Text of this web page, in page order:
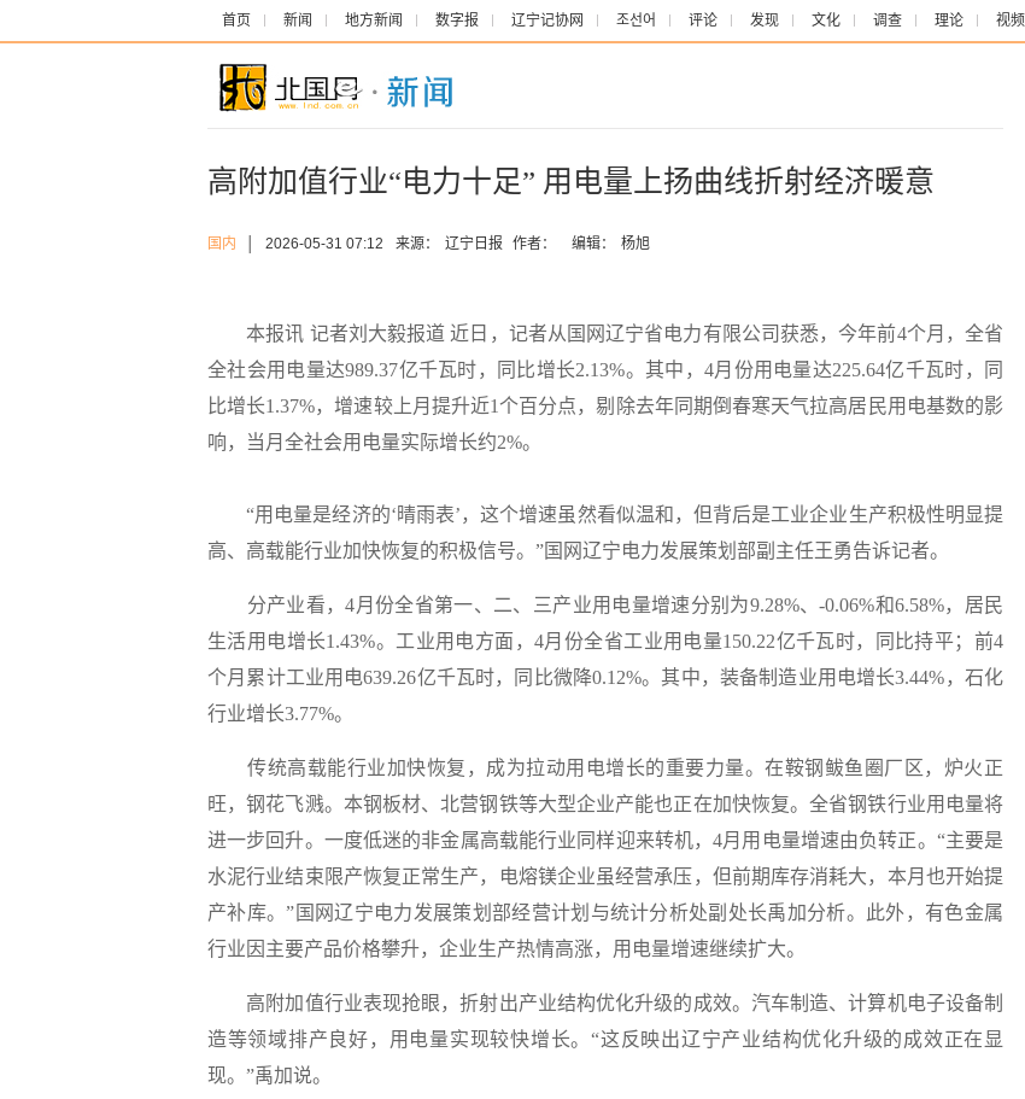
首页 新闻 地方新闻 数字报 辽宁记协网 조선어 评论 发现 文化 调查 理论 视频
高附加值行业“电力十足” 用电量上扬曲线折射经济暖意
国内 2026-05-31 07:12 来源： 辽宁日报 作者： 编辑： 杨旭
本报讯 记者刘大毅报道 近日，记者从国网辽宁省电力有限公司获悉，今年前4个月，全省
全社会用电量达989.37亿千瓦时，同比增长2.13%。其中，4月份用电量达225.64亿千瓦时，同
比增长1.37%，增速较上月提升近1个百分点，剔除去年同期倒春寒天气拉高居民用电基数的影
响，当月全社会用电量实际增长约2%。
“用电量是经济的‘晴雨表’，这个增速虽然看似温和，但背后是工业企业生产积极性明显提
高、高载能行业加快恢复的积极信号。”国网辽宁电力发展策划部副主任王勇告诉记者。
分产业看，4月份全省第一、二、三产业用电量增速分别为9.28%、-0.06%和6.58%，居民
生活用电增长1.43%。工业用电方面，4月份全省工业用电量150.22亿千瓦时，同比持平；前4
个月累计工业用电639.26亿千瓦时，同比微降0.12%。其中，装备制造业用电增长3.44%，石化
行业增长3.77%。
传统高载能行业加快恢复，成为拉动用电增长的重要力量。在鞍钢鲅鱼圈厂区，炉火正
旺，钢花飞溅。本钢板材、北营钢铁等大型企业产能也正在加快恢复。全省钢铁行业用电量将
进一步回升。一度低迷的非金属高载能行业同样迎来转机，4月用电量增速由负转正。“主要是
水泥行业结束限产恢复正常生产，电熔镁企业虽经营承压，但前期库存消耗大，本月也开始提
产补库。”国网辽宁电力发展策划部经营计划与统计分析处副处长禹加分析。此外，有色金属
行业因主要产品价格攀升，企业生产热情高涨，用电量增速继续扩大。
高附加值行业表现抢眼，折射出产业结构优化升级的成效。汽车制造、计算机电子设备制
造等领域排产良好，用电量实现较快增长。“这反映出辽宁产业结构优化升级的成效正在显
现。”禹加说。